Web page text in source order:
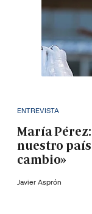
ENTREVISTA
María
nuestro
cambio»
Javier Asprón